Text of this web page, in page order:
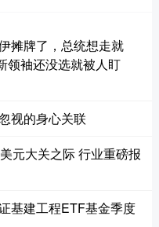
摊牌了，总统想走就
领袖还没选就被人盯
视的身心关联
元大关之际 行业重磅报
基建工程ETF基金季度